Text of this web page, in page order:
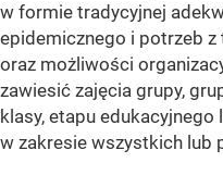
w formie tradycyjnej
epidemicznego i potrzeb z
oraz możliwości
zawiesić zajęcia grupy,
klasy, etapu edukacyjnego
w zakresie wszystkich lub